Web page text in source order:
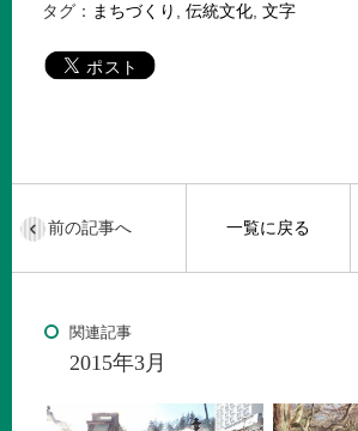
タグ： まちづくり , 伝統文化, 文字
一覧に戻る
前の記事へ
関連記事
2015年3月